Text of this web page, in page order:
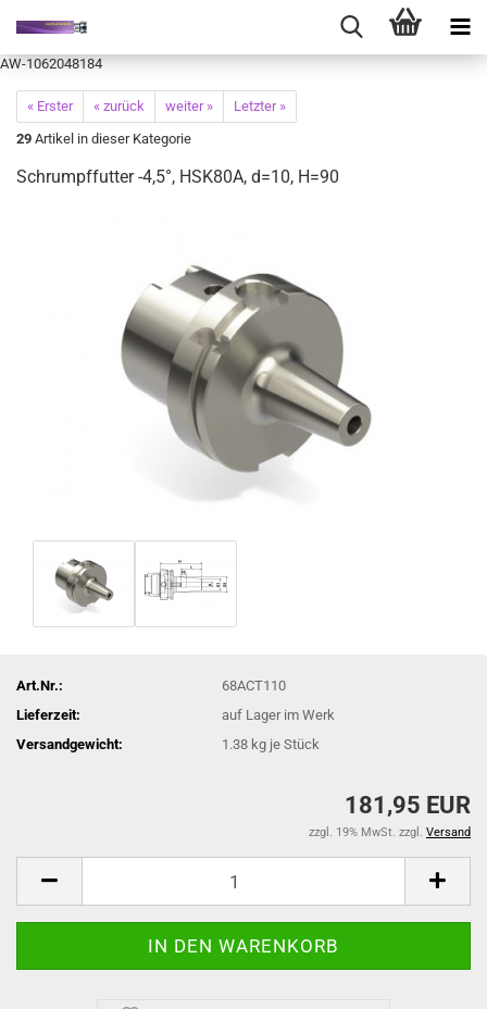
AW-1062048184
« Erster « zurück weiter »
Letzter »
29 Artikel in dieser Kategorie
Schrumpffutter -4,5°, HSK80A, d=10, H=90
Art.Nr.:
68ACT110
Lieferzeit:
auf Lager im Werk
Versandgewicht:
1.38 kg je Stück
181,95 EUR
zzgl. 19% MwSt. zzgl. Versand